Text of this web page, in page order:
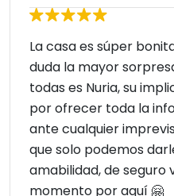
La casa es súper
duda la mayor
todas es Nuria, su
por ofrecer toda la
ante cualquier
que solo podemos
amabilidad, de seguro
momento por aquí 🤗